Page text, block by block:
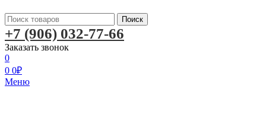
Поиск
+7 (906) 032-77-66
Заказать звонок
0
0 0₽
Меню